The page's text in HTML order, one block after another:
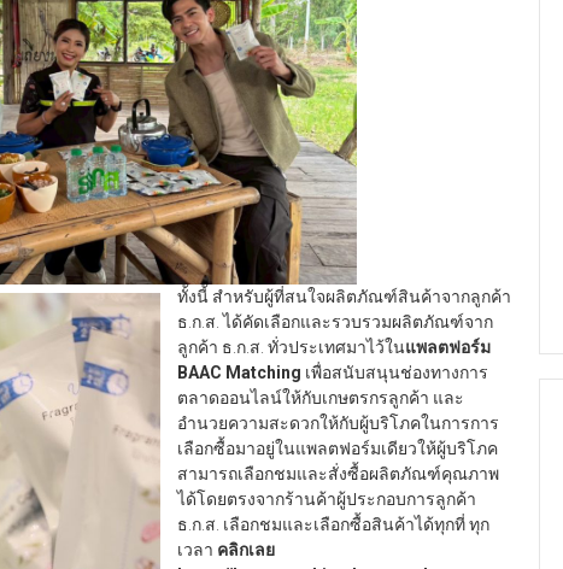
ทั้งนี้ สำหรับผู้ที่สนใจผลิตภัณฑ์สินค้าจากลูกค้า
ธ.ก.ส. ได้คัดเลือกและรวบรวมผลิตภัณฑ์จาก
ลูกค้า ธ.ก.ส. ทั่วประเทศมาไว้ในแพลตฟอร์ม
BAAC Matching เพื่อสนับสนุนช่องทางการ
ตลาดออนไลน์ให้กับเกษตรกรลูกค้า และ
อำนวยความสะดวกให้กับผู้บริโภคในการการ
เลือกซื้อมาอยู่ในแพลตฟอร์มเดียวให้ผู้บริโภค
สามารถเลือกชมและสั่งซื้อผลิตภัณฑ์คุณภาพ
ได้โดยตรงจากร้านค้าผู้ประกอบการลูกค้า
ธ.ก.ส. เลือกชมและเลือกซื้อสินค้าได้ทุกที่ ทุก
เวลา คลิกเลย